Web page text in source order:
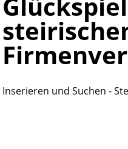
Inserieren und Suchen -